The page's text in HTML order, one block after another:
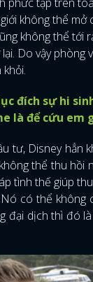
không thể mở
không thể tới
Do vậy phòng
đích sự hi
là để cứu em
tư, Disney hẳn
thể thu hồi
tình thế giúp
Nó có thể
đại dịch thì đó